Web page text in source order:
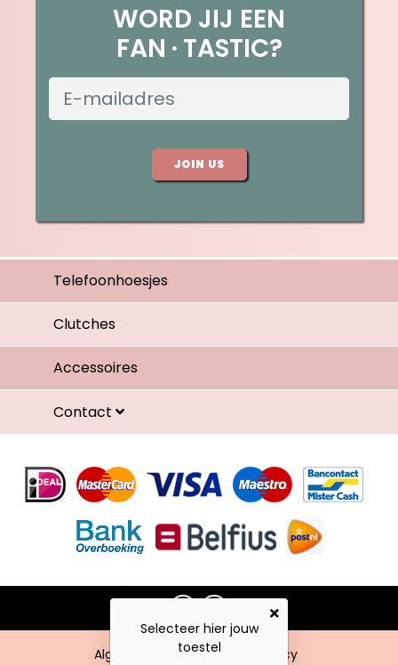
WORD JIJ EEN
FAN TASTIC?
JOIN US
Telefoonhoesjes
Clutches
Accessoires
Contact
Algemene voorwaarden Privacy
Selecteer hier jouw
toestel